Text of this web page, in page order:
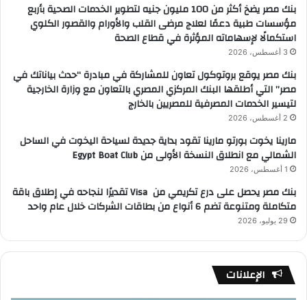
بنك مصر يضخ أكثر من 100 مليون جنيه لتطوير الخدمات الصحية بأربع
مؤسسات طبية دعمًا لعلاج مرضى القلب والأورام والقصور الكلوي
استكمالًا لإسهاماته المؤثرة في قطاع الصحة
3 أغسطس، 2026
بنك مصر يوقع بروتوكول تعاون للمشاركة في مبادرة “حدث بياناتك في
مصر” التي أطلقها البنك المركزي المصري بالتعاون مع وزارة الخارجية
لتيسير الخدمات المصرفية للمصريين بالخارج
2 أغسطس، 2026
مارينا يخوت بورتو مارينا تقود بداية جديدة لسياحة اليخوت في الساحل
الشمالي مع انطلاق النسخة الأولى من Egypt Boat Club
1 أغسطس، 2026
بنك مصر يحصل على درع تكريمي من Visa تقديرًا لنجاحه في إطلاق باقة
متكاملة ومتنوعة تضم 6 أنواع من بطاقات الشركات خلال عام واحد
29 يوليو، 2026
الإعلانات